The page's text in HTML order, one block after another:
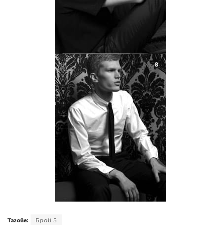
Тагове: Брой 5